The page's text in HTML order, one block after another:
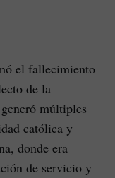
el fallecimiento
de la
múltiples
católica y
donde era
de servicio y